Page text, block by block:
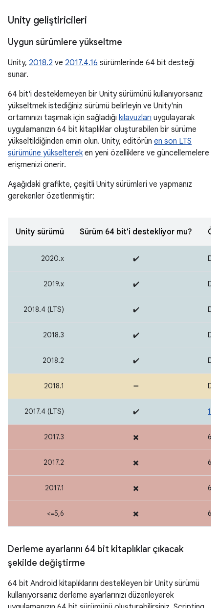
Unity geliştiricileri
Uygun sürümlere yükseltme
Unity, 2018.2 ve 2017.4.16 sürümlerinde 64 bit desteği
sunar.
64 bit'i desteklemeyen bir Unity sürümünü kullanıyorsanız
yükseltmek istediğiniz sürümü belirleyin ve Unity'nin
ortamınızı taşımak için sağladığı kılavuzları uygulayarak
uygulamanızın 64 bit kitaplıklar oluşturabilen bir sürüme
yükseltildiğinden emin olun. Unity, editörün en son LTS
sürümüne yükseltereken yeni özelliklere ve güncellemelere
erişmenizi önerir.
Aşağıdaki grafikte, çeşitli Unity sürümleri ve yapmanız
gerekenler özetlenmiştir:
Unity sürümü Sürüm 64 bit'i destekliyor mu?
2020.x ✔️
2019.x ✔️
2018.4 (LTS) ✔️
2018.3 ✔️
2018.2 ✔️
2018.1 ➖
2017.4 (LTS) ✔️
2017.3 ✖️ 64
2017.2 ✖️ 64
2017.1 ✖️ 64
<=5,6 ✖️ 64
Derleme ayarlarını 64 bit kitaplıklar çıkacak
şekilde değiştirme
64 bit Android kitaplıklarını destekleyen bir Unity sürümü
kullanıyorsanız derleme ayarlarınızı düzenleyerek